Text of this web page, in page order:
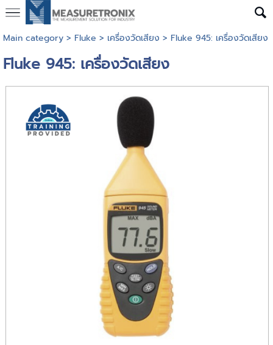
Main category> Fluke > เครื่องวัดเสียง > Fluke 945: เครื่องวัดเสียง
Fluke 945: เครื่องวัดเสียง